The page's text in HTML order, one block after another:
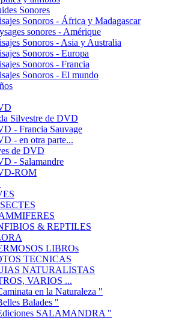
Sonores
Sonoros - África y Madagascar
sonores - Amérique
Sonoros - Asia y Australia
Sonoros - Europa
Sonoros - Francia
Sonoros - El mundo
Silvestre de DVD
- Francia Sauvage
- en otra parte...
de DVD
- Salamandre
ROM
& REPTILES
LIBROs
TECNICAS
NATURALISTAS
VARIOS ...
en la Naturaleza "
Balades "
SALAMANDRA "